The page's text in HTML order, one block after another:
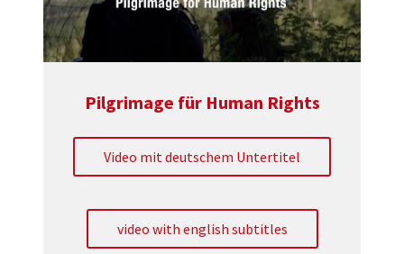
Pilgrimage für Human Rights
Video mit deutschem Untertitel
video with english subtitles